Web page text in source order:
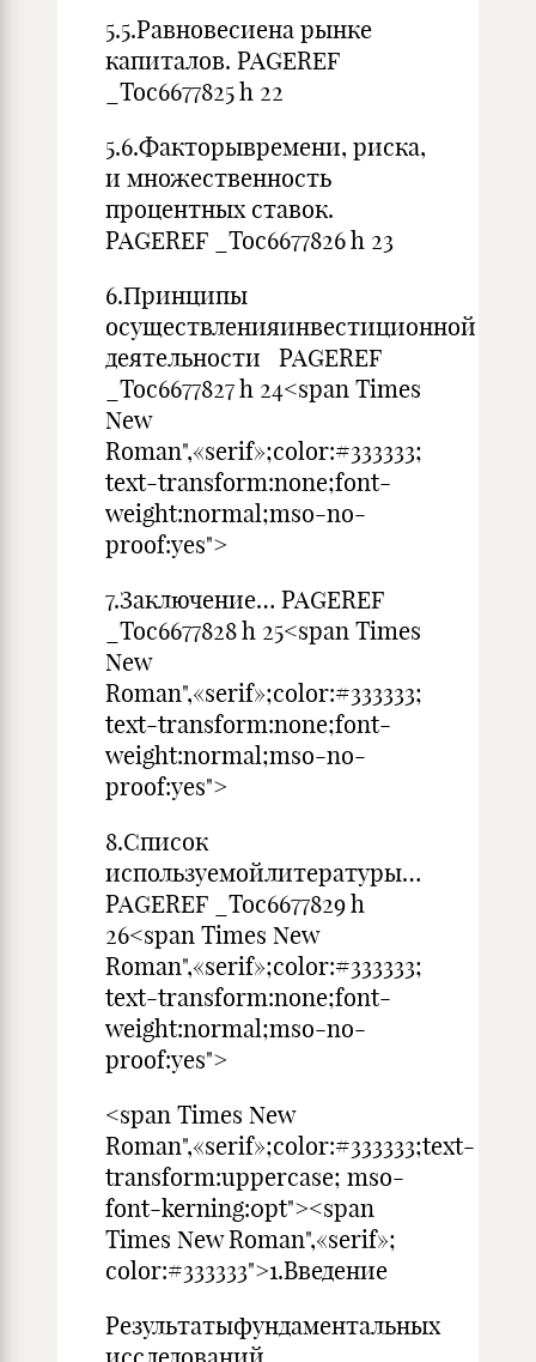
5.5.Равновесиена рынке
капиталов. PAGEREF
_Toc6677825 h 22
5.6.Факторывремени, риска,
и множественность
процентных ставок.
PAGEREF _Toc6677826 h 23
6.Принципы
осуществленияинвестиционной
деятельности PAGEREF
_Toc6677827 h 24<span Times
New
Roman",«serif»;color:#333333;
text-transform:none;font-
weight:normal;mso-no-
proof:yes">
7.Заключение… PAGEREF
_Toc6677828 h 25<span Times
New
Roman",«serif»;color:#333333;
text-transform:none;font-
weight:normal;mso-no-
proof:yes">
8.Список
используемойлитературы…
PAGEREF _Toc6677829 h
26<span Times New
Roman",«serif»;color:#333333;
text-transform:none;font-
weight:normal;mso-no-
proof:yes">
<span Times New
Roman",«serif»;color:#333333;text-
transform:uppercase; mso-
font-kerning:0pt"><span
Times New Roman",«serif»;
color:#333333">1.Введение
Результатыфундаментальных